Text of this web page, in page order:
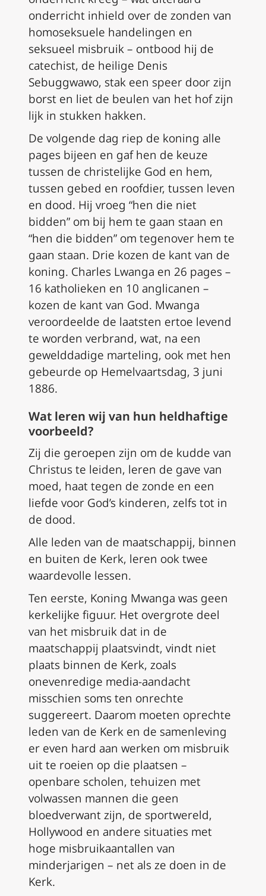
onderricht inhield over de zonden van
homoseksuele handelingen en
seksueel misbruik – ontbood hij de
catechist, de heilige Denis
Sebuggwawo, stak een speer door zijn
borst en liet de beulen van het hof zijn
lijk in stukken hakken.
De volgende dag riep de koning alle
pages bijeen en gaf hen de keuze
tussen de christelijke God en hem,
tussen gebed en roofdier, tussen leven
en dood. Hij vroeg “hen die niet
bidden” om bij hem te gaan staan en
“hen die bidden” om tegenover hem te
gaan staan. Drie kozen de kant van de
koning. Charles Lwanga en 26 pages –
16 katholieken en 10 anglicanen –
kozen de kant van God. Mwanga
veroordeelde de laatsten ertoe levend
te worden verbrand, wat, na een
gewelddadige marteling, ook met hen
gebeurde op Hemelvaartsdag, 3 juni
1886.
Wat leren wij van hun heldhaftige
voorbeeld?
Zij die geroepen zijn om de kudde van
Christus te leiden, leren de gave van
moed, haat tegen de zonde en een
liefde voor God’s kinderen, zelfs tot in
de dood.
Alle leden van de maatschappij, binnen
en buiten de Kerk, leren ook twee
waardevolle lessen.
Ten eerste, Koning Mwanga was geen
kerkelijke figuur. Het overgrote deel
van het misbruik dat in de
maatschappij plaatsvindt, vindt niet
plaats binnen de Kerk, zoals
onevenredige media-aandacht
misschien soms ten onrechte
suggereert. Daarom moeten oprechte
leden van de Kerk en de samenleving
er even hard aan werken om misbruik
uit te roeien op die plaatsen –
openbare scholen, tehuizen met
volwassen mannen die geen
bloedverwant zijn, de sportwereld,
Hollywood en andere situaties met
hoge misbruikaantallen van
minderjarigen – net als ze doen in de
Kerk.